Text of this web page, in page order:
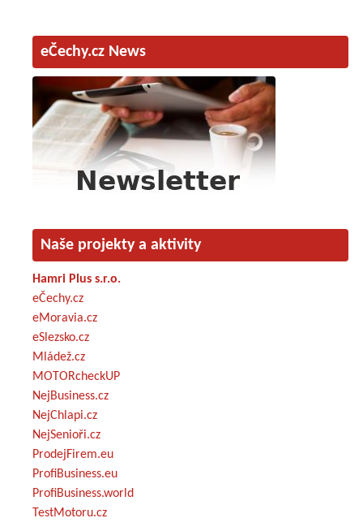
eČechy.cz News
Naše projekty a aktivity
Hamri Plus s.r.o.
eČechy.cz
eMoravia.cz
eSlezsko.cz
Mládež.cz
MOTORcheckUP
NejBusiness.cz
NejChlapi.cz
NejSenioři.cz
ProdejFirem.eu
ProfiBusiness.eu
ProfiBusiness.world
TestMotoru.cz